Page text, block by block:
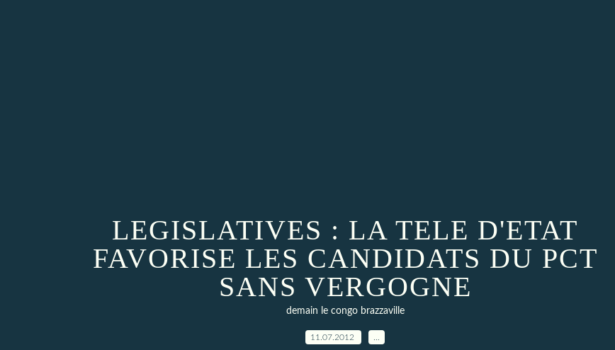
LEGISLATIVES : LA TELE D'ETAT
FAVORISE LES CANDIDATS DU PCT
SANS VERGOGNE
demain le congo brazzaville
11.07.2012